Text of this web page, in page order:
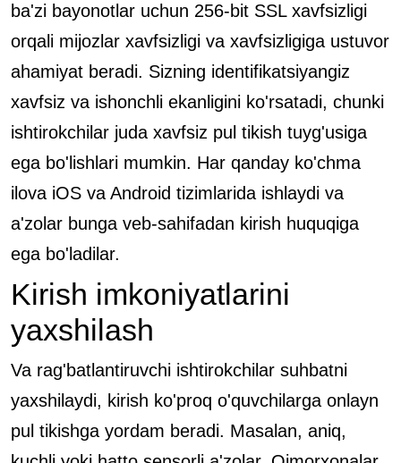
ba'zi bayonotlar uchun 256-bit SSL xavfsizligi
orqali mijozlar xavfsizligi va xavfsizligiga ustuvor
ahamiyat beradi. Sizning identifikatsiyangiz
xavfsiz va ishonchli ekanligini ko'rsatadi, chunki
ishtirokchilar juda xavfsiz pul tikish tuyg'usiga
ega bo'lishlari mumkin. Har qanday ko'chma
ilova iOS va Android tizimlarida ishlaydi va
a'zolar bunga veb-sahifadan kirish huquqiga
ega bo'ladilar.
Kirish imkoniyatlarini
yaxshilash
Va rag'batlantiruvchi ishtirokchilar suhbatni
yaxshilaydi, kirish ko'proq o'quvchilarga onlayn
pul tikishga yordam beradi. Masalan, aniq,